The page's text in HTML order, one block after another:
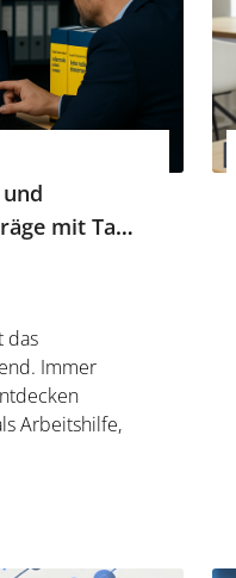
mit Tax
das
Immer
Arbeitshilfe,